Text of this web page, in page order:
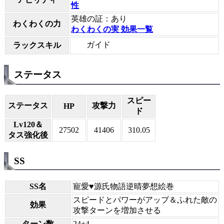
性
わくわくの力
英雄の証：あり
わくわくの実 効果一覧
ラックスキル
ガイド
ステータス
ステータス HP 攻撃力
スピー
ド
Lv120＆
タス強化後
27502 41406 310.05
SS
SS名 寵愛♥源氏物語逆晴夢想絵巻
効果
スピードとパワーがアップ＆ふれた敵の
攻撃ターンを増加させる